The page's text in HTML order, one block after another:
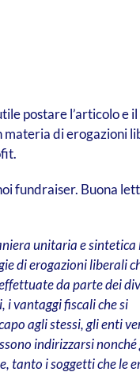
postare l’articolo e
materia di erogazioni
fundraiser. Buona
unitaria e sintetica
di erogazioni liberali
da parte dei
i vantaggi fiscali che si
agli stessi, gli enti
indirizzarsi nonché
tanto i soggetti che le